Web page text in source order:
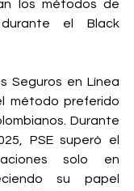
los métodos de
el Black
Seguros en Línea
método preferido
Durante
PSE superó el
solo en
su papel